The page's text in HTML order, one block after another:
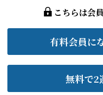
こちらは会
有料会員に
無料で2